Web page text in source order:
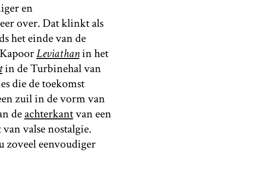
en
over. Dat klinkt als
het einde van de
Leviathanin het
in de Turbinehal van
die de toekomst
zuil in de vorm van
deachterkantvan een
valse nostalgie.
zoveel eenvoudiger